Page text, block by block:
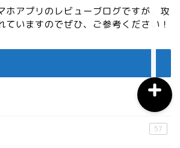
ホアプリのレビューブログですが、攻
ていますのでぜひ、ご参考ください！
5
57
ウマ娘攻略